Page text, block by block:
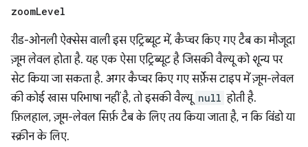
zoomLevel
रीड-ओनली ऐक्सेस वाली इस एट्रिब्यूट में, कैप्चर किए गए टैब का मौजूदा
ज़ूम लेवल होता है. यह एक ऐसा एट्रिब्यूट है जिसकी वैल्यू को शून्य पर
सेट किया जा सकता है. अगर कैप्चर किए गए सर्फ़ेस टाइप में ज़ूम-लेवल
की कोई खास परिभाषा नहीं है, तो इसकी वैल्यू null होती है.
फ़िलहाल, ज़ूम-लेवल सिर्फ़ टैब के लिए तय किया जाता है, न कि विंडो या
स्क्रीन के लिए.